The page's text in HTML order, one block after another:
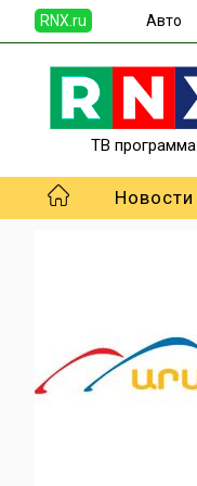
RNX.ru Авто
ТВ программа
Новости